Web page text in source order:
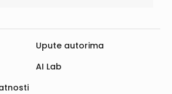
Upute autorima
AI Lab